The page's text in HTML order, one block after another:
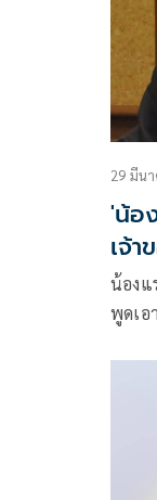
29 มีน
'น้อ
เจ้
น้องแ
พูดเอ